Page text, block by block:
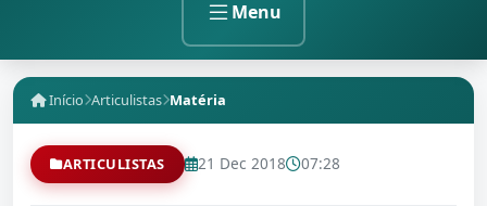
Menu
Início Articulistas Matéria
ARTICULISTAS 21 Dec 2018 07:28